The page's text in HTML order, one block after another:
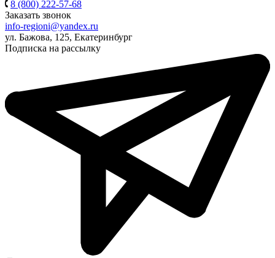
8 (800) 222-57-68
Заказать звонок
info-regioni@yandex.ru
ул. Бажова, 125, Екатеринбург
Подписка на рассылку